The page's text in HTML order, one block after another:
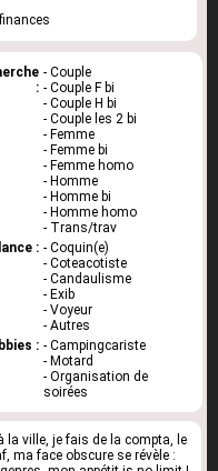
:
- Couple
- Couple F bi
- Couple H bi
- Couple les 2 bi
- Femme
- Femme bi
- Femme homo
- Homme
- Homme bi
- Homme homo
- Trans/trav
: - Coquin(e)
- Coteacotiste
- Candaulisme
- Exib
- Voyeur
- Autres
: - Campingcariste
- Motard
- Organisation de
soirées
la ville, je fais de la compta, le
ma face obscure se révèle :